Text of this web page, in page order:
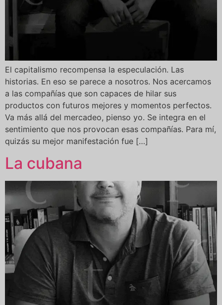
El capitalismo recompensa la especulación. Las
historias. En eso se parece a nosotros. Nos acercamos
a las compañías que son capaces de hilar sus
productos con futuros mejores y momentos perfectos.
Va más allá del mercadeo, pienso yo. Se integra en el
sentimiento que nos provocan esas compañías. Para mí,
quizás su mejor manifestación fue […]
La cubana